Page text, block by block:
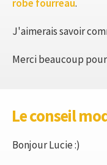
robe fourreau.
J'aimerais savoir
Merci beaucoup
Le conseil
Bonjour Lucie :)